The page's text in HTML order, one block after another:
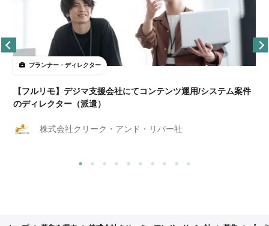
プランナー・ディレクター
【フルリモ】デジマ支援会社にてコンテンツ運用/システム案件
のディレクター（派遣）
株式会社クリーク・アンド・リバー社